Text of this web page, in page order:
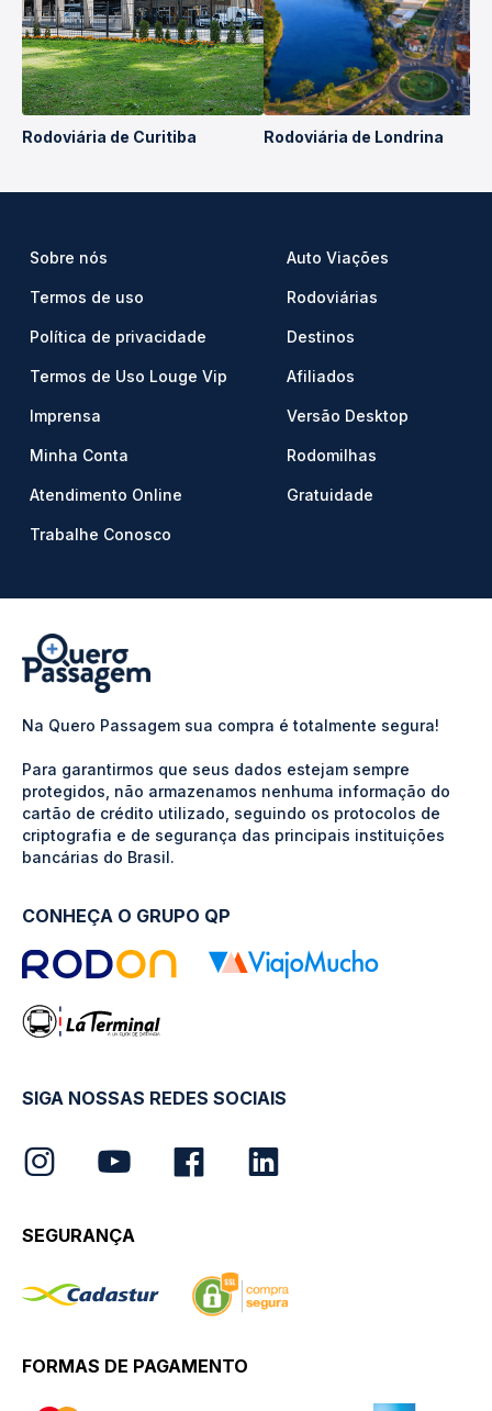
Rodoviária de Curitiba Rodoviária de Londrina
Sobre nós
Termos de uso
Política de privacidade
Termos de Uso Louge Vip
Imprensa
Minha Conta
Atendimento Online
Trabalhe Conosco
Auto Viações
Rodoviárias
Destinos
Afiliados
Versão Desktop
Rodomilhas
Gratuidade
Na Quero Passagem sua compra é totalmente segura!
Para garantirmos que seus dados estejam sempre
protegidos, não armazenamos nenhuma informação do
cartão de crédito utilizado, seguindo os protocolos de
criptografia e de segurança das principais instituições
bancárias do Brasil.
CONHEÇA O GRUPO QP
SIGA NOSSAS REDES SOCIAIS
SEGURANÇA
FORMAS DE PAGAMENTO